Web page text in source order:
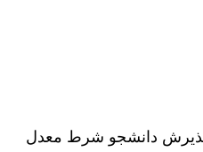
پذیرش دانشجو شرط معدل